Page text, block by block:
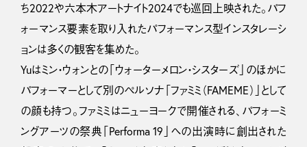
ち2022や六本木アートナイト2024でも巡回上映された。パフ
ォーマンス要素を取り入れたパフォーマンス型インスタレーシ
ョンは多くの観客を集めた。
Yuはミン・ウォンとの「ウォーターメロン・シスターズ」のほかに
パフォーマーとして別のペルソナ「ファミミ（FAMEME）」として
の顔も持つ。ファミミはニューヨークで開催される、パフォーミ
ングアーツの祭典「Performa 19」への出演時に創出された